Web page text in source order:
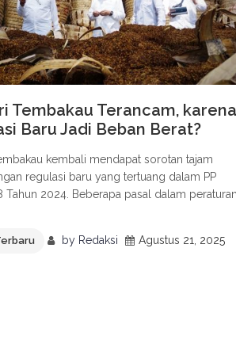
Tembakau Terancam, karena
Baru Jadi Beban Berat?
kembali mendapat sorotan tajam
regulasi baru yang tertuang dalam PP
Tahun 2024. Beberapa pasal dalam
by Redaksi Agustus 21, 2025